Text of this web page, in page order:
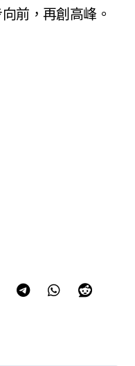
前，再創高峰。